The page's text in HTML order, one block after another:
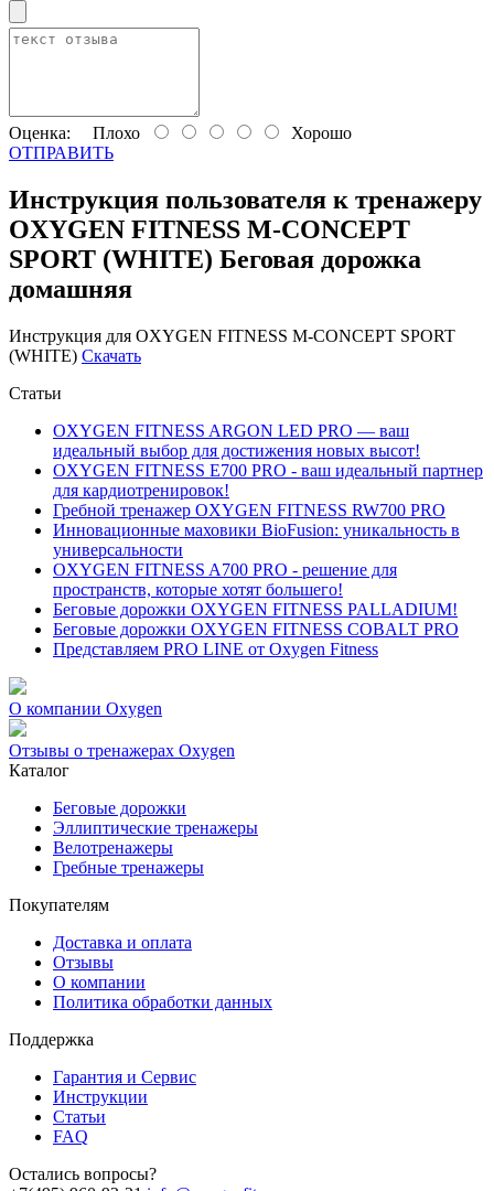
Оценка: Плохо
Хорошо
ОТПРАВИТЬ
Инструкция пользователя к тренажеру
OXYGEN FITNESS M-CONCEPT
SPORT (WHITE) Беговая дорожка
домашняя
Инструкция для OXYGEN FITNESS M-CONCEPT SPORT
(WHITE) Скачать
Статьи
OXYGEN FITNESS ARGON LED PRO — ваш
идеальный выбор для достижения новых высот!
OXYGEN FITNESS E700 PRO - ваш идеальный партнер
для кардиотренировок!
Гребной тренажер OXYGEN FITNESS RW700 PRO
Инновационные маховики BioFusion: уникальность в
универсальности
OXYGEN FITNESS A700 PRO - решение для
пространств, которые хотят большего!
Беговые дорожки OXYGEN FITNESS PALLADIUM!
Беговые дорожки OXYGEN FITNESS COBALT PRO
Представляем PRO LINE от Oxygen Fitness
О компании Oxygen
Отзывы о тренажерах Oxygen
Каталог
Беговые дорожки
Эллиптические тренажеры
Велотренажеры
Гребные тренажеры
Покупателям
Доставка и оплата
Отзывы
О компании
Политика обработки данных
Поддержка
Гарантия и Сервис
Инструкции
Статьи
FAQ
Остались вопросы?